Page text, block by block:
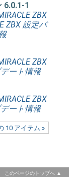
6.0.1-1
ZBX
ZBX 設定バ
ZBX
ート情報
ZBX
ート情報
10 アイテム »
このページのトップへ